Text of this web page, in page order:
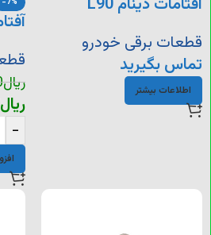
قطعات برقی خودرو
تماس بگیرید
اطلاعات بیشتر ریال
ریال
-